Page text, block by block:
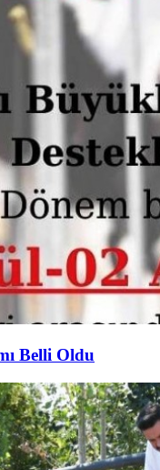
Belli Oldu